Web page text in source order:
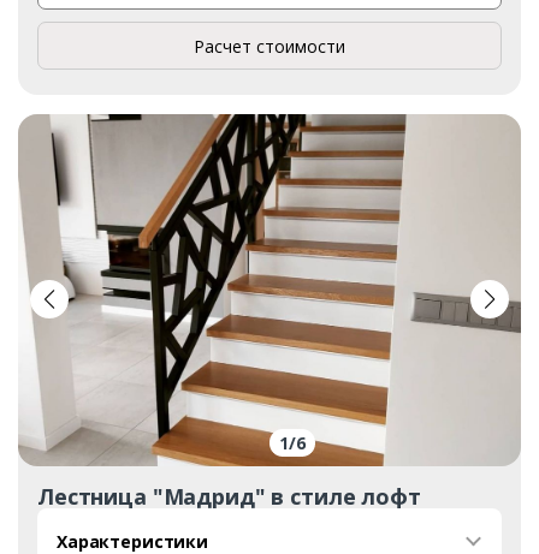
Расчет стоимости
1/6
Лестница "Мадрид" в стиле лофт
Характеристики